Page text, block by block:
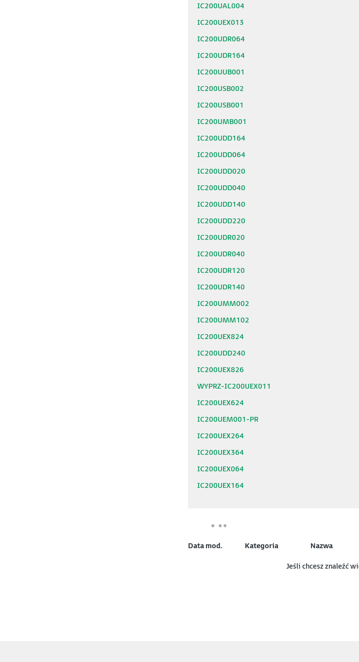
IC200UAL004
IC200UEX013
IC200UDR064
IC200UDR164
IC200UUB001
IC200USB002
IC200USB001
IC200UMB001
IC200UDD164
IC200UDD064
IC200UDD020
IC200UDD040
IC200UDD140
IC200UDD220
IC200UDR020
IC200UDR040
IC200UDR120
IC200UDR140
IC200UMM002
IC200UMM102
IC200UEX824
IC200UDD240
IC200UEX826
WYPRZ-IC200UEX011
IC200UEX624
IC200UEM001-PR
IC200UEX264
IC200UEX364
IC200UEX064
IC200UEX164
Data mod. Kategoria Nazwa
Jeśli chcesz znaleźć